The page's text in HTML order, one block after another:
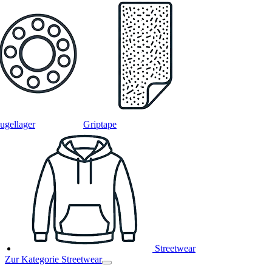
Griptape
Streetwear
Zur Kategorie Streetwear